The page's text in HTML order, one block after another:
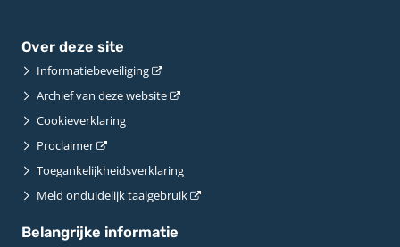
Over deze site
Informatiebeveiliging
Archief van deze website
Cookieverklaring
Proclaimer
Toegankelijkheidsverklaring
Meld onduidelijk taalgebruik
Belangrijke informatie